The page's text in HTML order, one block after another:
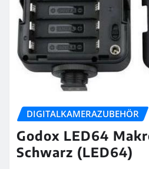
DIGITALKAMERAZUBEHÖR
Godox LED64
Schwarz (LED64)